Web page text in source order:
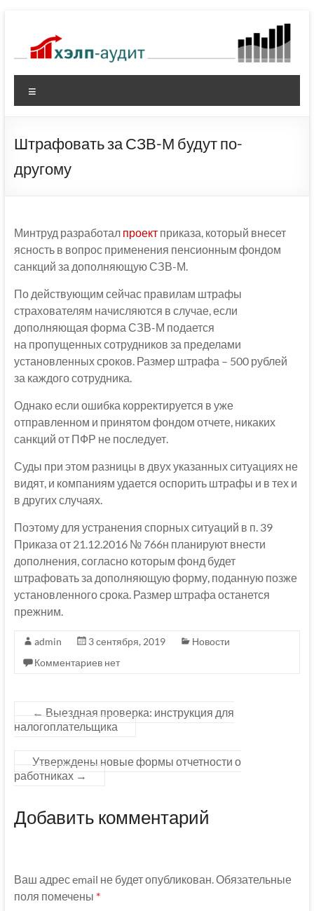
содержимому
Штрафовать за СЗВ-М будут по-
другому
Минтруд разработал проектприказа, который внесет
ясность в вопрос применения пенсионным фондом
санкций за дополняющую СЗВ-М.
По действующим сейчас правилам штрафы
страхователям начисляются в случае, если
дополняющая форма СЗВ-М подается
на пропущенных сотрудников за пределами
установленных сроков. Размер штрафа – 500 рублей
за каждого сотрудника.
Однако если ошибка корректируется в уже
отправленном и принятом фондом отчете, никаких
санкций от ПФР не последует.
Суды при этом разницы в двух указанных ситуациях не
видят, и компаниям удается оспорить штрафы и в тех и
в других случаях.
Поэтому для устранения спорных ситуаций в п. 39
Приказа от 21.12.2016 № 766н планируют внести
дополнения, согласно которым фонд будет
штрафовать за дополняющую форму, поданную позже
установленного срока. Размер штрафа останется
прежним.
admin 3 сентября, 2019
Новости
Комментариев нет
← Выездная проверка: инструкция для
налогоплательщика
Утверждены новые формы отчетности о
работниках →
Добавить комментарий
Ваш адрес email не будет опубликован. Обязательные
поля помечены *